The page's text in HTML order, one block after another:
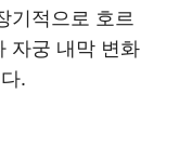
기적으로 호르
자궁 내막 변화
.